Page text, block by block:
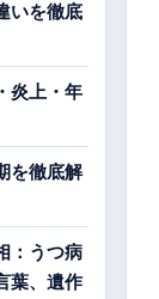
いを徹底
炎上・年
を徹底解
：うつ病
葉、遺作